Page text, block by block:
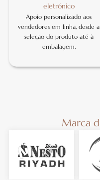
eletrónico
Apoio personalizado aos
vendedores em linha, desde a
seleção do produto até à
embalagem.
Marca